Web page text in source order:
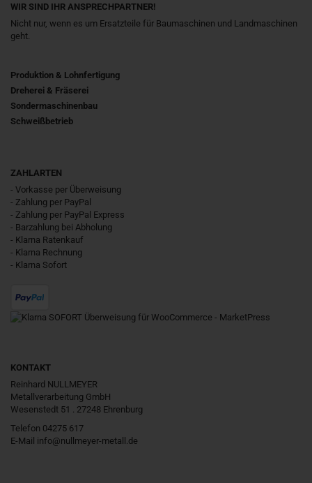
WIR SIND IHR ANSPRECHPARTNER!
Nicht nur, wenn es um Ersatzteile für Baumaschinen und Landmaschinen
geht.
Produktion & Lohnfertigung
Dreherei & Fräserei
Sondermaschinenbau
Schweißbetrieb
ZAHLARTEN
- Vorkasse per Überweisung
- Zahlung per PayPal
- Zahlung per PayPal Express
- Barzahlung bei Abholung
- Klarna Ratenkauf
- Klarna Rechnung
- Klarna Sofort
KONTAKT
Reinhard NULLMEYER
Metallverarbeitung GmbH
Wesenstedt 51 . 27248 Ehrenburg
Telefon 04275 617
E-Mail info@nullmeyer-metall.de